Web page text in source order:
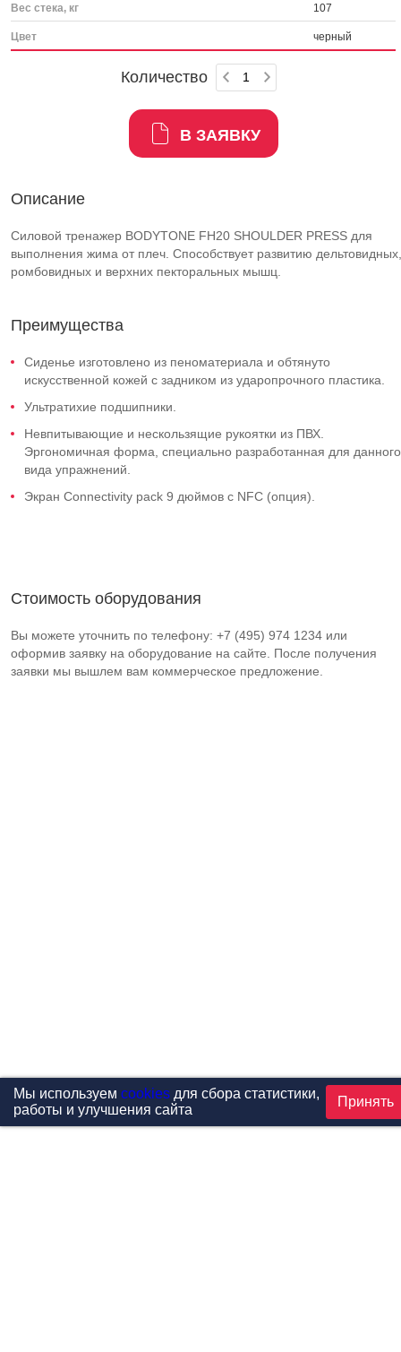
Вес стека, кг 107
Цвет черный
Количество
В ЗАЯВКУ
Описание
Силовой тренажер BODYTONE FH20 SHOULDER PRESS для
выполнения жима от плеч. Способствует развитию дельтовидных,
ромбовидных и верхних пекторальных мышц.
Преимущества
Сиденье изготовлено из пеноматериала и обтянуто
искусственной кожей с задником из ударопрочного пластика.
Ультратихие подшипники.
Невпитывающие и нескользящие рукоятки из ПВХ.
Эргономичная форма, специально разработанная для данного
вида упражнений.
Экран Connectivity pack 9 дюймов с NFC (опция).
Стоимость оборудования
Вы можете уточнить по телефону: +7 (495) 974 1234 или
оформив заявку на оборудование на сайте. После получения
заявки мы вышлем вам коммерческое предложение.
Мы используем cookiesдля сбора статистики,
работы и улучшения сайта
Принять